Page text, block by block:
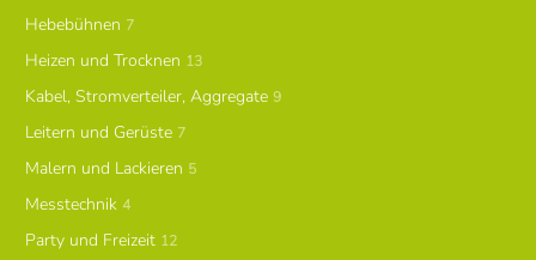
Hebebühnen 7
Heizen und Trocknen 13
Kabel, Stromverteiler, Aggregate 9
Leitern und Gerüste 7
Malern und Lackieren 5
Messtechnik 4
Party und Freizeit 12